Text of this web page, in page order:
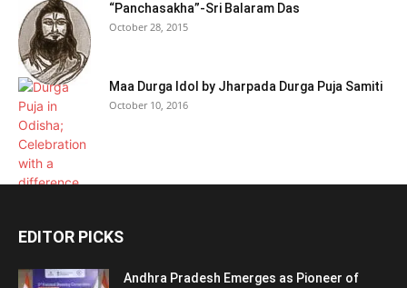
“Panchasakha”-Sri Balaram Das
October 28, 2015
Maa Durga Idol by Jharpada Durga Puja Samiti
October 10, 2016
EDITOR PICKS
Andhra Pradesh Emerges as Pioneer of